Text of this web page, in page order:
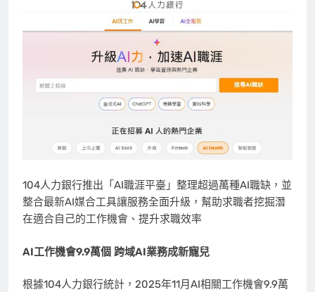
104人力銀行推出「AI職涯平臺」整理超過萬種AI職缺，並
整合最新AI媒合工具讓服務全面升級，幫助求職者挖掘潛
在適合自己的工作機會、提升求職效率
AI工作機會9.9萬個 跨域AI業務成新寵兒
根據104人力銀行統計，2025年11月AI相關工作機會9.9萬